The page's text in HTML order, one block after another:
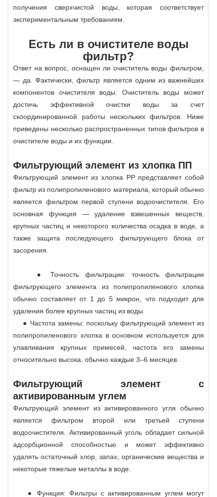
получения сверхчистой воды, которая соответствует
экспериментальным требованиям.
Есть ли в очистителе воды
фильтр?
Ответ на вопрос, оснащен ли очиститель воды фильтром,
— да. Фактически, фильтр является одним из важнейших
компонентов очистителя воды. Очиститель воды может
достичь эффективной очистки воды за счет
скоординированной работы нескольких фильтров. Ниже
приведены несколько распространенных типов фильтров в
очистителе воды и их функции.
Фильтрующий элемент из хлопка ПП
Фильтрующий элемент из хлопка PP представляет собой
фильтр из полипропиленового материала, который обычно
является фильтром первой ступени водоочистителя. Его
основная функция — удаление взвешенных веществ,
крупных частиц и некоторого количества осадка в воде, а
также защита последующего фильтрующего блока от
засорения.
● Точность фильтрации: точность фильтрации
фильтрующего элемента из полипропиленового хлопка
обычно составляет от 1 до 5 микрон, что подходит для
удаления более крупных частиц из воды.
● Частота замены: поскольку фильтрующий элемент из
полипропиленового хлопка в основном используется для
улавливания крупных примесей, частота его замены
относительно высока, обычно каждые 3–6 месяцев.
Фильтрующий элемент с
активированным углем
Фильтрующий элемент из активированного угля обычно
является фильтром второй или третьей ступени
водоочистителя. Активированный уголь обладает сильной
адсорбционной способностью и может эффективно
удалять остаточный хлор, запах, органические вещества и
некоторые тяжелые металлы в воде.
● Функция: Фильтры с активированным углем могут